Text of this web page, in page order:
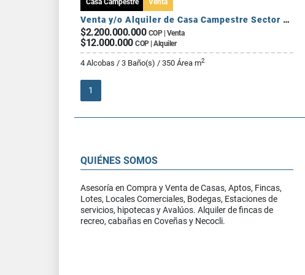
Casa Campestre Venta
Venta y/o Alquiler de Casa Campestre Sector San Lucas
$2.200.000.000 COP | Venta
$12.000.000 COP | Alquiler
4 Alcobas / 3 Baño(s) / 350 Área m2
1
QUIÉNES SOMOS
Asesoría en Compra y Venta de Casas, Aptos, Fincas,
Lotes, Locales Comerciales, Bodegas, Estaciones de
servicios, hipotecas y Avalúos. Alquiler de fincas de
recreo, cabañas en Coveñas y Necocli.